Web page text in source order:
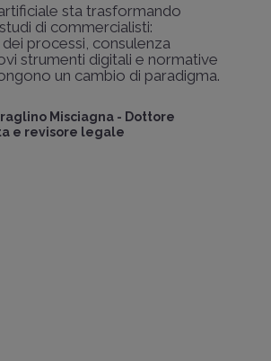
artificiale sta trasformando
di commercialisti:
processi, consulenza
strumenti digitali e normative
un cambio di paradigma.
Misciagna - Dottore
e revisore legale